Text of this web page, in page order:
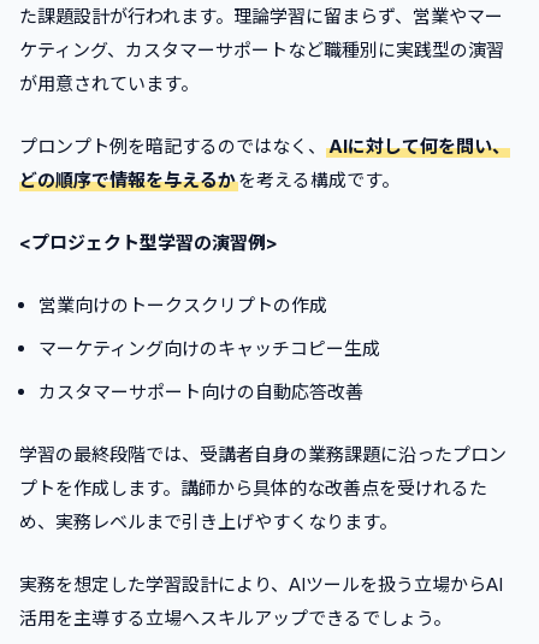
た課題設計が行われます。理論学習に留まらず、営業やマー
ケティング、カスタマーサポートなど職種別に実践型の演習
が用意されています。
プロンプト例を暗記するのではなく、
AIに対して何を問い、
どの順序で情報を与えるかを考える構成です。
<プロジェクト型学習の演習例>
営業向けのトークスクリプトの作成
マーケティング向けのキャッチコピー生成
カスタマーサポート向けの自動応答改善
学習の最終段階では、受講者自身の業務課題に沿ったプロン
プトを作成します。講師から具体的な改善点を受けれるた
め、実務レベルまで引き上げやすくなります。
実務を想定した学習設計により、AIツールを扱う立場からAI
活用を主導する立場へスキルアップできるでしょう。